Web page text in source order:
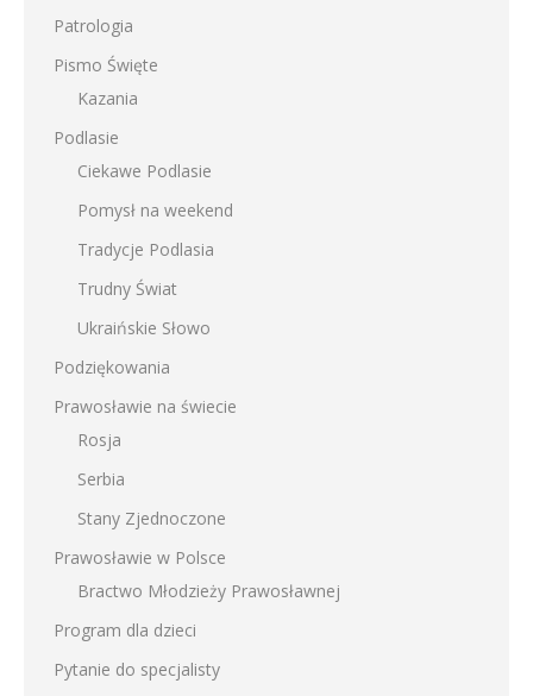
Patrologia
Pismo Święte
Kazania
Podlasie
Ciekawe Podlasie
Pomysł na weekend
Tradycje Podlasia
Trudny Świat
Ukraińskie Słowo
Podziękowania
Prawosławie na świecie
Rosja
Serbia
Stany Zjednoczone
Prawosławie w Polsce
Bractwo Młodzieży Prawosławnej
Program dla dzieci
Pytanie do specjalisty